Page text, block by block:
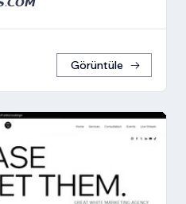
Görüntüle